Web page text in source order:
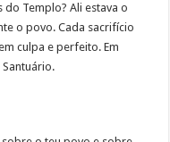
Templo? Ali estava o
o povo. Cada sacrifício
culpa e perfeito. Em